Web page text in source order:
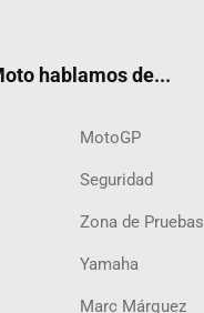
hablamos de...
MotoGP
Seguridad
Zona de Pruebas
Yamaha
Marc Márquez